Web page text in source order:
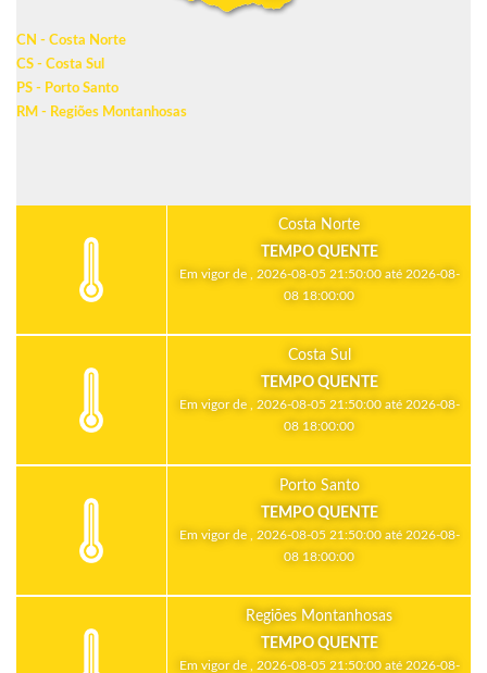
CN - Costa Norte
CS - Costa Sul
PS - Porto Santo
RM - Regiões Montanhosas
Costa Norte
TEMPO QUENTE
Em vigor de , 2026-08-05 21:50:00 até 2026-08-
08 18:00:00
Costa Sul
TEMPO QUENTE
Em vigor de , 2026-08-05 21:50:00 até 2026-08-
08 18:00:00
Porto Santo
TEMPO QUENTE
Em vigor de , 2026-08-05 21:50:00 até 2026-08-
08 18:00:00
Regiões Montanhosas
TEMPO QUENTE
Em vigor de , 2026-08-05 21:50:00 até 2026-08-